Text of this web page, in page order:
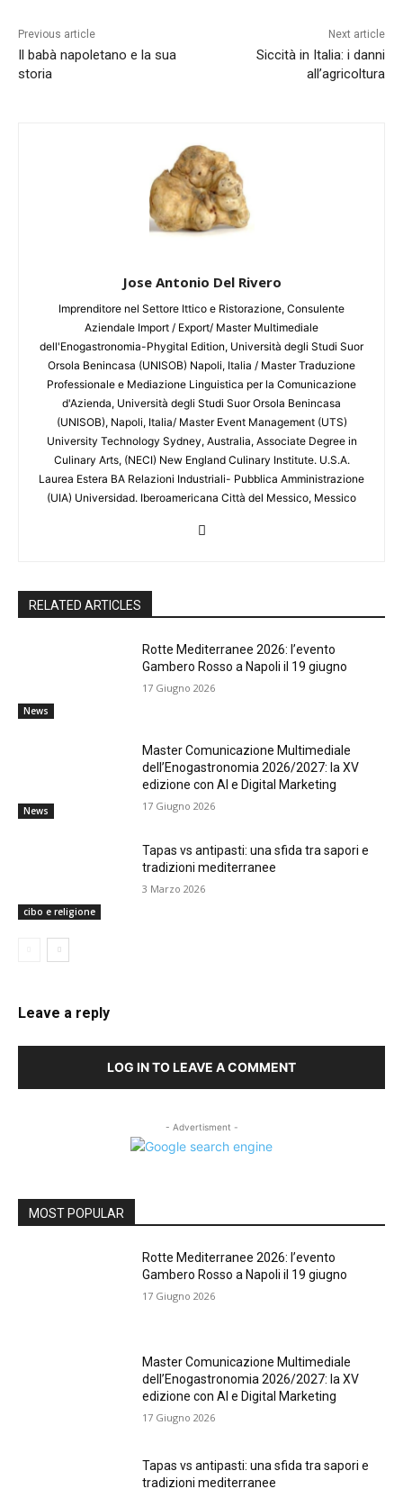
Previous article
Il babà napoletano e la sua
storia
Next article
Siccità in Italia: i danni
all’agricoltura
Jose Antonio Del Rivero
Imprenditore nel Settore Ittico e Ristorazione, Consulente
Aziendale Import / Export/ Master Multimediale
dell'Enogastronomia-Phygital Edition, Università degli Studi Suor
Orsola Benincasa (UNISOB) Napoli, Italia / Master Traduzione
Professionale e Mediazione Linguistica per la Comunicazione
d'Azienda, Università degli Studi Suor Orsola Benincasa
(UNISOB), Napoli, Italia/ Master Event Management (UTS)
University Technology Sydney, Australia, Associate Degree in
Culinary Arts, (NECI) New England Culinary Institute. U.S.A.
Laurea Estera BA Relazioni Industriali- Pubblica Amministrazione
(UIA) Universidad. Iberoamericana Città del Messico, Messico
RELATED ARTICLES
News
Rotte Mediterranee 2026: l’evento
Gambero Rosso a Napoli il 19 giugno
17 Giugno 2026
News
Master Comunicazione Multimediale
dell’Enogastronomia 2026/2027: la XV
edizione con AI e Digital Marketing
17 Giugno 2026
cibo e religione
Tapas vs antipasti: una sfida tra sapori e
tradizioni mediterranee
3 Marzo 2026
Leave a reply
LOG IN TO LEAVE A COMMENT
- Advertisment -
MOST POPULAR
Rotte Mediterranee 2026: l’evento
Gambero Rosso a Napoli il 19 giugno
17 Giugno 2026
Master Comunicazione Multimediale
dell’Enogastronomia 2026/2027: la XV
edizione con AI e Digital Marketing
17 Giugno 2026
Tapas vs antipasti: una sfida tra sapori e
tradizioni mediterranee